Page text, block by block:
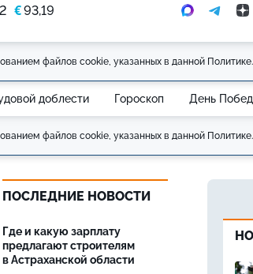
€93,19
файлов cookie, указанных в данной Политике.
доблести Гороскоп День
файлов cookie, указанных в данной Политике.
ПОСЛЕДНИЕ НОВОСТИ
Где и какую зарплату
предлагают строителям
в Астраханской области